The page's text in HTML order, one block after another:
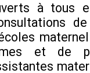
à tous
de
et de